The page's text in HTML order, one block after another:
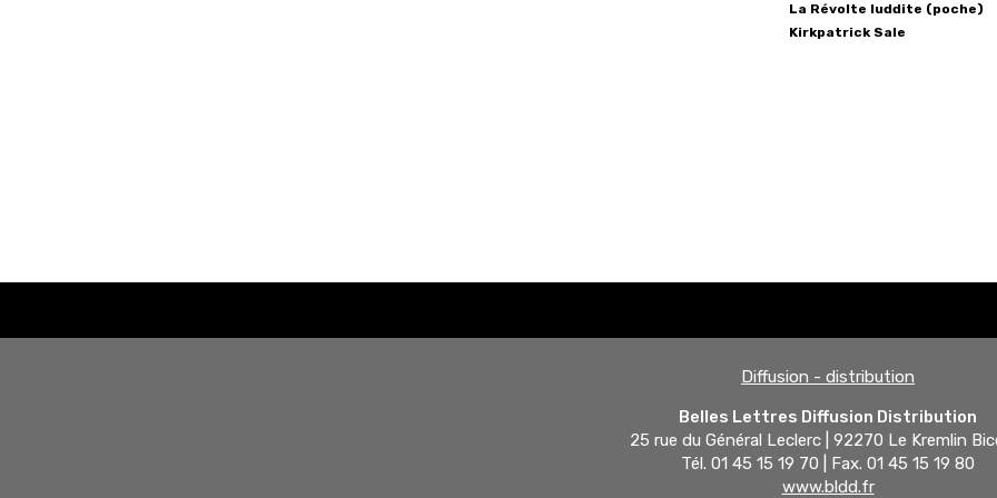
La Révolte luddite (poche)
Kirkpatrick Sale
Diffusion - distribution
Belles Lettres Diffusion Distribution
25 rue du Général Leclerc | 92270 Le Kremlin
Tél. 01 45 15 19 70 | Fax. 01 45 15 19 80
www.bldd.fr